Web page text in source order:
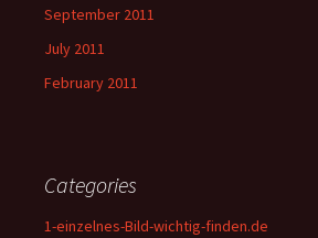
September 2011
July 2011
February 2011
Categories
1-einzelnes-Bild-wichtig-finden.de